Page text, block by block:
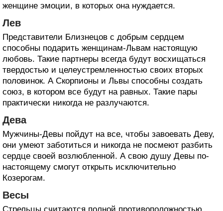
женщине эмоции, в которых она нуждается.
Лев
Представители Близнецов с добрым сердцем
способны подарить женщинам-Львам настоящую
любовь. Такие партнеры всегда будут восхищаться
твердостью и целеустремленностью своих вторых
половинок. А Скорпионы и Львы способны создать
союз, в котором все будут на равных. Такие пары
практически никогда не разлучаются.
Дева
Мужчины-Девы пойдут на все, чтобы завоевать Деву,
они умеют заботиться и никогда не посмеют разбить
сердце своей возлюбленной. А свою душу Девы по-
настоящему смогут открыть исключительно
Козерогам.
Весы
Стрельцы считаются полной противоположностью